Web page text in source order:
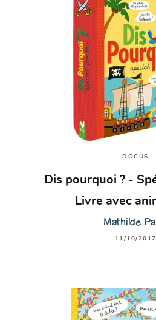
DOCUS
Dis pourquoi ? -
Livre avec
Mathilde
11/10/2017